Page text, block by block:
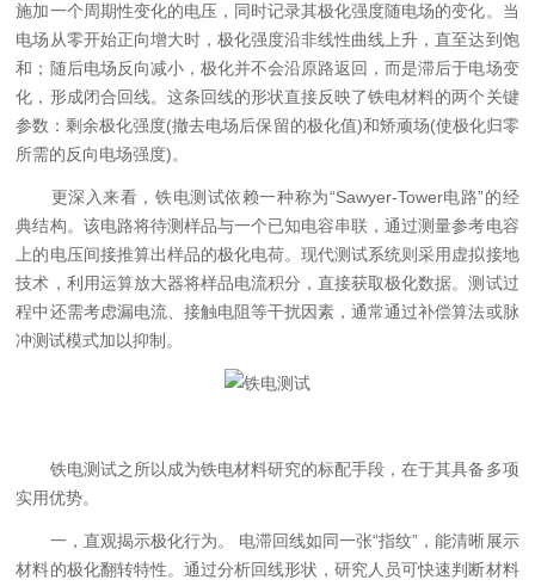
施加一个周期性变化的电压，同时记录其极化强度随电场的变化。当
电场从零开始正向增大时，极化强度沿非线性曲线上升，直至达到饱
和；随后电场反向减小，极化并不会沿原路返回，而是滞后于电场变
化，形成闭合回线。这条回线的形状直接反映了铁电材料的两个关键
参数：剩余极化强度(撤去电场后保留的极化值)和矫顽场(使极化归零
所需的反向电场强度)。
更深入来看，铁电测试依赖一种称为“Sawyer-Tower电路”的经
典结构。该电路将待测样品与一个已知电容串联，通过测量参考电容
上的电压间接推算出样品的极化电荷。现代测试系统则采用虚拟接地
技术，利用运算放大器将样品电流积分，直接获取极化数据。测试过
程中还需考虑漏电流、接触电阻等干扰因素，通常通过补偿算法或脉
冲测试模式加以抑制。
铁电测试之所以成为铁电材料研究的标配手段，在于其具备多项
实用优势。
一，直观揭示极化行为。 电滞回线如同一张“指纹”，能清晰展示
材料的极化翻转特性。通过分析回线形状，研究人员可快速判断材料